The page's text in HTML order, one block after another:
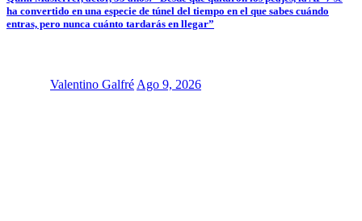
ha convertido en una especie de túnel del tiempo en el que sabes cuándo
entras, pero nunca cuánto tardarás en llegar”
Valentino Galfré Ago 9, 2026